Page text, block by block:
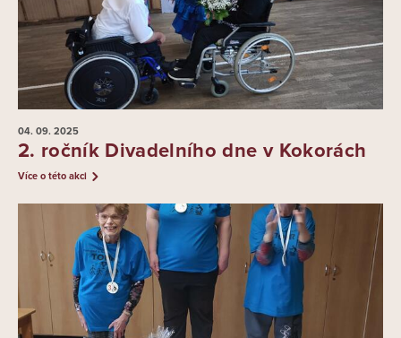
04. 09. 2025
2. ročník Divadelního dne v Kokorách
Více o této akci